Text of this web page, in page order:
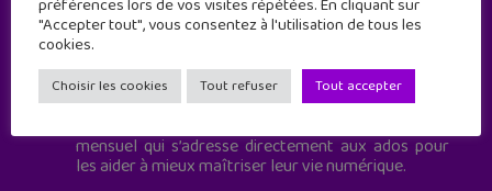
Geek Junior est le premier site de culture numérique
à destination des adolescents.
mensuel qui s’adresse directement aux ados pour
les aider à mieux maîtriser leur vie numérique.
"Accepter tout", vous consentez à l'utilisation de tous les
cookies.
Choisir les cookies Tout refuser Tout accepter